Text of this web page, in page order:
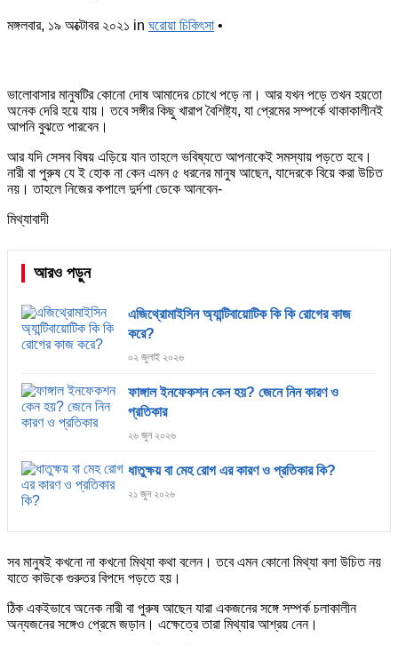
মঙ্গলবার, ১৯ অক্টোবর ২০২১ in ঘরোয়া চিকিৎসা •
ভালোবাসার মানুষটির কোনো দোষ আমাদের চোখে পড়ে না। আর যখন পড়ে তখন হয়তো
অনেক দেরি হয়ে যায়। তবে সঙ্গীর কিছু খারাপ বৈশিষ্ট্য, যা প্রেমের সম্পর্কে থাকাকালীনই
আপনি বুঝতে পারবেন।
আর যদি সেসব বিষয় এড়িয়ে যান তাহলে ভবিষ্যতে আপনাকেই সমস্যায় পড়তে হবে।
নারী বা পুরুষ যে ই হোক না কেন এমন ৫ ধরনের মানুষ আছেন, যাদেরকে বিয়ে করা উচিত
নয়। তাহলে নিজের কপালে দুর্দশা ডেকে আনবেন-
মিথ্যাবাদী
আরও পড়ুন
এজিথ্রোমাইসিন অ্যান্টিবায়োটিক কি কি রোগের কাজ
করে?
০২ জুলাই ২০২৬
ফাঙ্গাল ইনফেকশন কেন হয়? জেনে নিন কারণ ও
প্রতিকার
২৬ জুন ২০২৬
ধাতুক্ষয় বা মেহ রোগ এর কারণ ও প্রতিকার কি?
২১ জুন ২০২৬
সব মানুষই কখনো না কখনো মিথ্যা কথা বলেন। তবে এমন কোনো মিথ্যা বলা উচিত নয়
যাতে কাউকে গুরুতর বিপদে পড়তে হয়।
ঠিক একইভাবে অনেক নারী বা পুরুষ আছেন যারা একজনের সঙ্গে সম্পর্ক চলাকালীন
অন্যজনের সঙ্গেও প্রেমে জড়ান। এক্ষেত্রে তারা মিথ্যার আশ্রয় নেন।